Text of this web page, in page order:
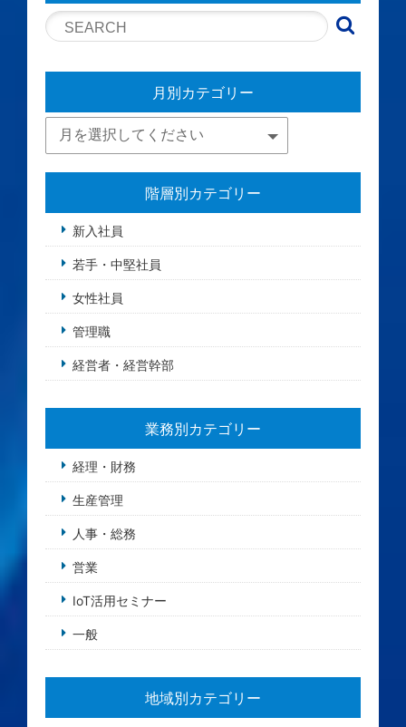
月別カテゴリー
階層別カテゴリー
新入社員
若手・中堅社員
女性社員
管理職
経営者・経営幹部
業務別カテゴリー
経理・財務
生産管理
人事・総務
営業
IoT活用セミナー
一般
地域別カテゴリー